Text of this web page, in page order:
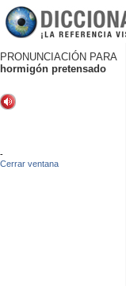
PRONUNCIACIÓN PARA
hormigón pretensado
-
Cerrar ventana